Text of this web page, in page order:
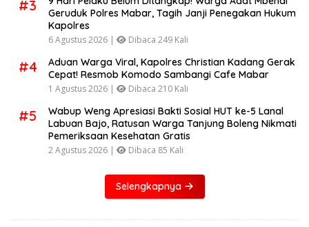
#3
Geruduk Polres Mabar, Tagih Janji Penegakan Hukum
Kapolres
6 Agustus 2026 | Dibaca 249 Kali
#4
Aduan Warga Viral, Kapolres Christian Kadang Gerak
Cepat! Resmob Komodo Sambangi Cafe Mabar
1 Agustus 2026 | Dibaca 210 Kali
#5
Wabup Weng Apresiasi Bakti Sosial HUT ke-5 Lanal
Labuan Bajo, Ratusan Warga Tanjung Boleng Nikmati
Pemeriksaan Kesehatan Gratis
2 Agustus 2026 | Dibaca 85 Kali
Selengkapnya